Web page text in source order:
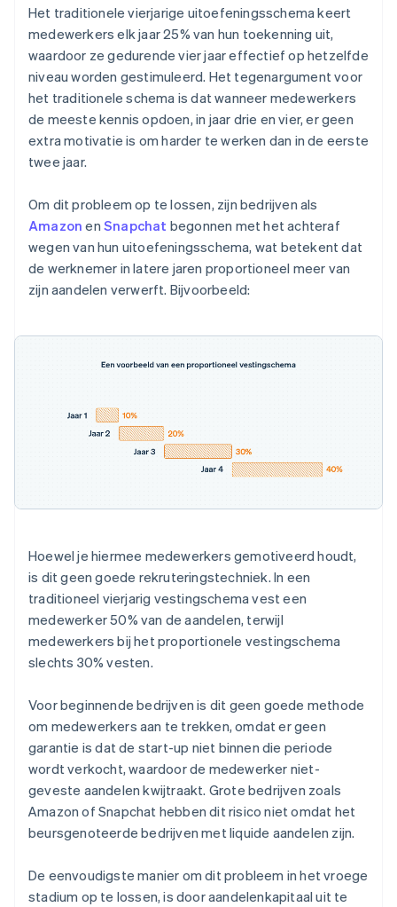
Het traditionele vierjarige uitoefeningsschema keert
medewerkers elk jaar 25% van hun toekenning uit,
waardoor ze gedurende vier jaar effectief op hetzelfde
niveau worden gestimuleerd. Het tegenargument voor
het traditionele schema is dat wanneer medewerkers
de meeste kennis opdoen, in jaar drie en vier, er geen
extra motivatie is om harder te werken dan in de eerste
twee jaar.
Om dit probleem op te lossen, zijn bedrijven als
Amazon enSnapchat begonnen met het achteraf
wegen van hun uitoefeningsschema, wat betekent dat
de werknemer in latere jaren proportioneel meer van
zijn aandelen verwerft. Bijvoorbeeld:
Hoewel je hiermee medewerkers gemotiveerd houdt,
is dit geen goede rekruteringstechniek. In een
traditioneel vierjarig vestingschema vest een
medewerker 50% van de aandelen, terwijl
medewerkers bij het proportionele vestingschema
slechts 30% vesten.
Voor beginnende bedrijven is dit geen goede methode
om medewerkers aan te trekken, omdat er geen
garantie is dat de start-up niet binnen die periode
wordt verkocht, waardoor de medewerker niet-
geveste aandelen kwijtraakt. Grote bedrijven zoals
Amazon of Snapchat hebben dit risico niet omdat het
beursgenoteerde bedrijven met liquide aandelen zijn.
De eenvoudigste manier om dit probleem in het vroege
stadium op te lossen, is door aandelenkapitaal uit te